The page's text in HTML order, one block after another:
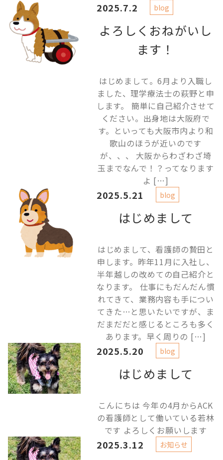
よろしくおねがいし
ます！
2025.7.2 blog
はじめまして。6月より入職し
ました、理学療法士の萩野と申
します。 簡単に自己紹介させて
ください。出身地は大阪府で
す。といっても大阪市内より和
歌山のほうが近いのです
が、、、 大阪からわざわざ埼
玉までなんで！？ってなります
よ […]
はじめまして
2025.5.21 blog
はじめまして、看護師の贄田と
申します。昨年11月に入社し、
半年越しの改めての自己紹介と
なります。 仕事にもだんだん慣
れてきて、業務内容も手につい
てきた…と思いたいですが、ま
だまだだと感じるところも多く
あります。早く周りの […]
はじめまして
2025.5.20 blog
こんにちは 今年の4月からACK
の看護師として働いている若林
です よろしくお願いします
2025.3.12 お知らせ